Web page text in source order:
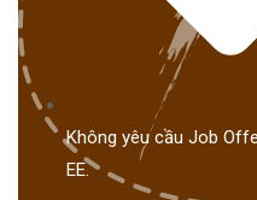
Không yêu cầu Job
EE.